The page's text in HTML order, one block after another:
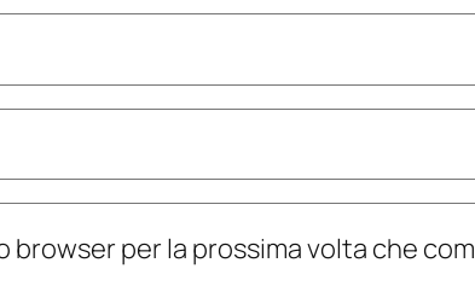
browser per la prossima volta che